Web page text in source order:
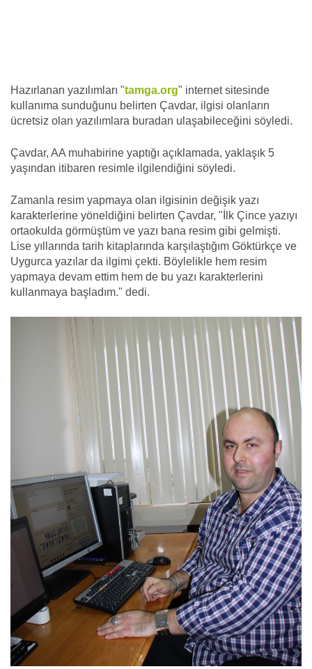
Hazırlanan yazılımları "tamga.org" internet sitesinde
kullanıma sunduğunu belirten Çavdar, ilgisi olanların
ücretsiz olan yazılımlara buradan ulaşabileceğini söyledi.
Çavdar, AA muhabirine yaptığı açıklamada, yaklaşık 5
yaşından itibaren resimle ilgilendiğini söyledi.
Zamanla resim yapmaya olan ilgisinin değişik yazı
karakterlerine yöneldiğini belirten Çavdar, "İlk Çince yazıyı
ortaokulda görmüştüm ve yazı bana resim gibi gelmişti.
Lise yıllarında tarih kitaplarında karşılaştığım Göktürkçe ve
Uygurca yazılar da ilgimi çekti. Böylelikle hem resim
yapmaya devam ettim hem de bu yazı karakterlerini
kullanmaya başladım." dedi.